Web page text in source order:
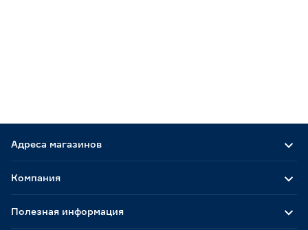
Адреса магазинов
Компания
Полезная информация